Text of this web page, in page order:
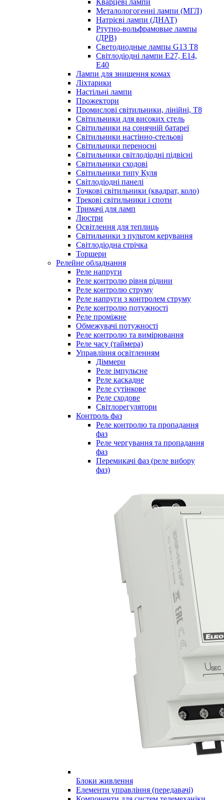
Металологогенні лампи (МГЛ)
Натрієві лампи (ДНАТ)
Ртутно-вольфрамовые лампы
(ДРВ)
Светодиодные лампы G13 Т8
Світлодіодні лампи E27, E14,
E40
Лампи для знищення комах
Ліхтарики
Настільні лампи
Прожектори
Промислові світильники, лінійні, Т8
Світильники для високих стель
Світильники на сонячній батареї
Світильники настінно-стельові
Світильники переносні
Світильники світлодіодні підвісні
Світильники сходові
Світильники типу Куля
Світлодіодні панелі
Точкові світильники (квадрат, коло)
Трекові світильники і споти
Тримачі для ламп
Люстри
Освітлення для теплиць
Світильники з пультом керування
Світлодіодна стрічка
Торшери
Релейне обладнання
Реле напруги
Реле контролю рівня рідини
Реле контролю струму
Реле напруги з контролем струму
Реле контролю потужності
Реле проміжне
Обмежувачі потужності
Реле контролю та вимірювання
Реле часу (таймера)
Управління освітленням
Діммери
Реле імпульсне
Реле каскадне
Реле сутінкове
Реле сходове
Світлорегулятори
Контроль фаз
Реле контролю та пропадання
фаз
Реле чергування та пропадання
фаз
Перемикачі фаз (реле вибору
фаз)
Блоки живлення
Елементи управління (передавачі)